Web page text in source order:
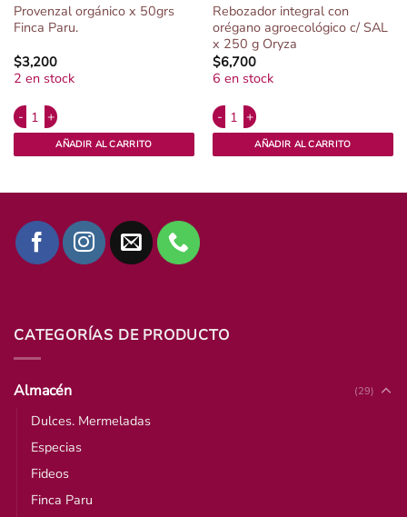
Provenzal orgánico x 50grs
Finca Paru.
$3,200
2 en stock
Provenzal orgánico x 50grs Finca Paru. cantidad
AÑADIR AL CARRITO
Rebozador integral con
orégano agroecológico c/ SAL
x 250 g Oryza
$6,700
6 en stock
Rebozador integral con orégano
AÑADIR AL CARRITO
cantidad
CATEGORÍAS DE PRODUCTO
Almacén (29)
Dulces. Mermeladas
Especias
Fideos
Finca Paru